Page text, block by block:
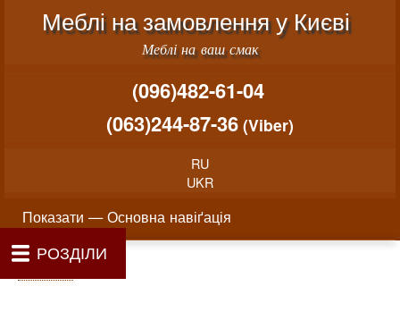
Перейти до основного
Меню облікового запису користувача
Меблі на замовлення у Києві
Меблі на ваш смак
(096)482-61-04
(063)244-87-36 (Viber)
RU
UKR
Основна навіґація
Показати — Основна навіґація
Як проводиться замовлення меблів
Вартість виготовлення меблів
Рядок навіґації
Головна
РОЗДІЛИ